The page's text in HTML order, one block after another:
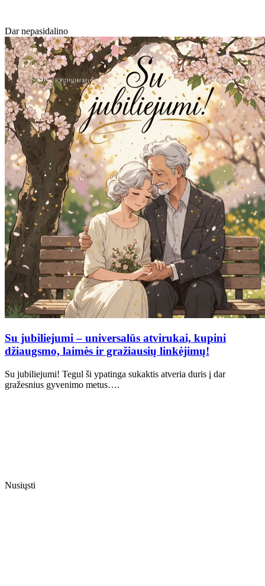
Dar nepasidalino
Su jubiliejumi – universalūs atvirukai, kupini
džiaugsmo, laimės ir gražiausių linkėjimų!
Su jubiliejumi! Tegul ši ypatinga sukaktis atveria duris į dar
gražesnius gyvenimo metus….
Nusiųsti